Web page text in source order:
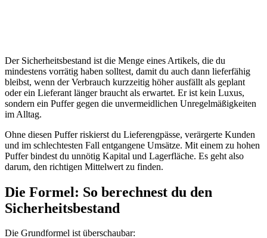
Der Sicherheitsbestand ist die Menge eines Artikels, die du
mindestens vorrätig haben solltest, damit du auch dann lieferfähig
bleibst, wenn der Verbrauch kurzzeitig höher ausfällt als geplant
oder ein Lieferant länger braucht als erwartet. Er ist kein Luxus,
sondern ein Puffer gegen die unvermeidlichen Unregelmäßigkeiten
im Alltag.
Ohne diesen Puffer riskierst du Lieferengpässe, verärgerte Kunden
und im schlechtesten Fall entgangene Umsätze. Mit einem zu hohen
Puffer bindest du unnötig Kapital und Lagerfläche. Es geht also
darum, den richtigen Mittelwert zu finden.
Die Formel: So berechnest du den
Sicherheitsbestand
Die Grundformel ist überschaubar: